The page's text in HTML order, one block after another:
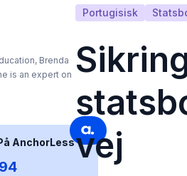
Brenda
is an expert on
AnchorLess
Portugisisk
vej